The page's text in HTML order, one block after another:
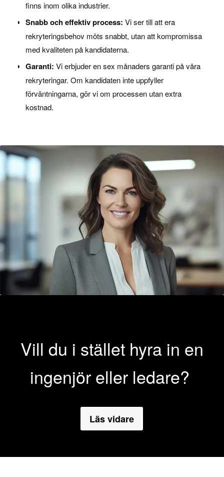
finns inom olika industrier.
Snabb och effektiv process: Vi ser till att era
rekryteringsbehov möts snabbt, utan att kompromissa
med kvaliteten på kandidaterna.
Garanti: Vi erbjuder en sex månaders garanti på våra
rekryteringar. Om kandidaten inte uppfyller
förväntningarna, gör vi om processen utan extra
kostnad.
Vill du i stället hyra in en
ingenjör eller ledare?
Läs vidare